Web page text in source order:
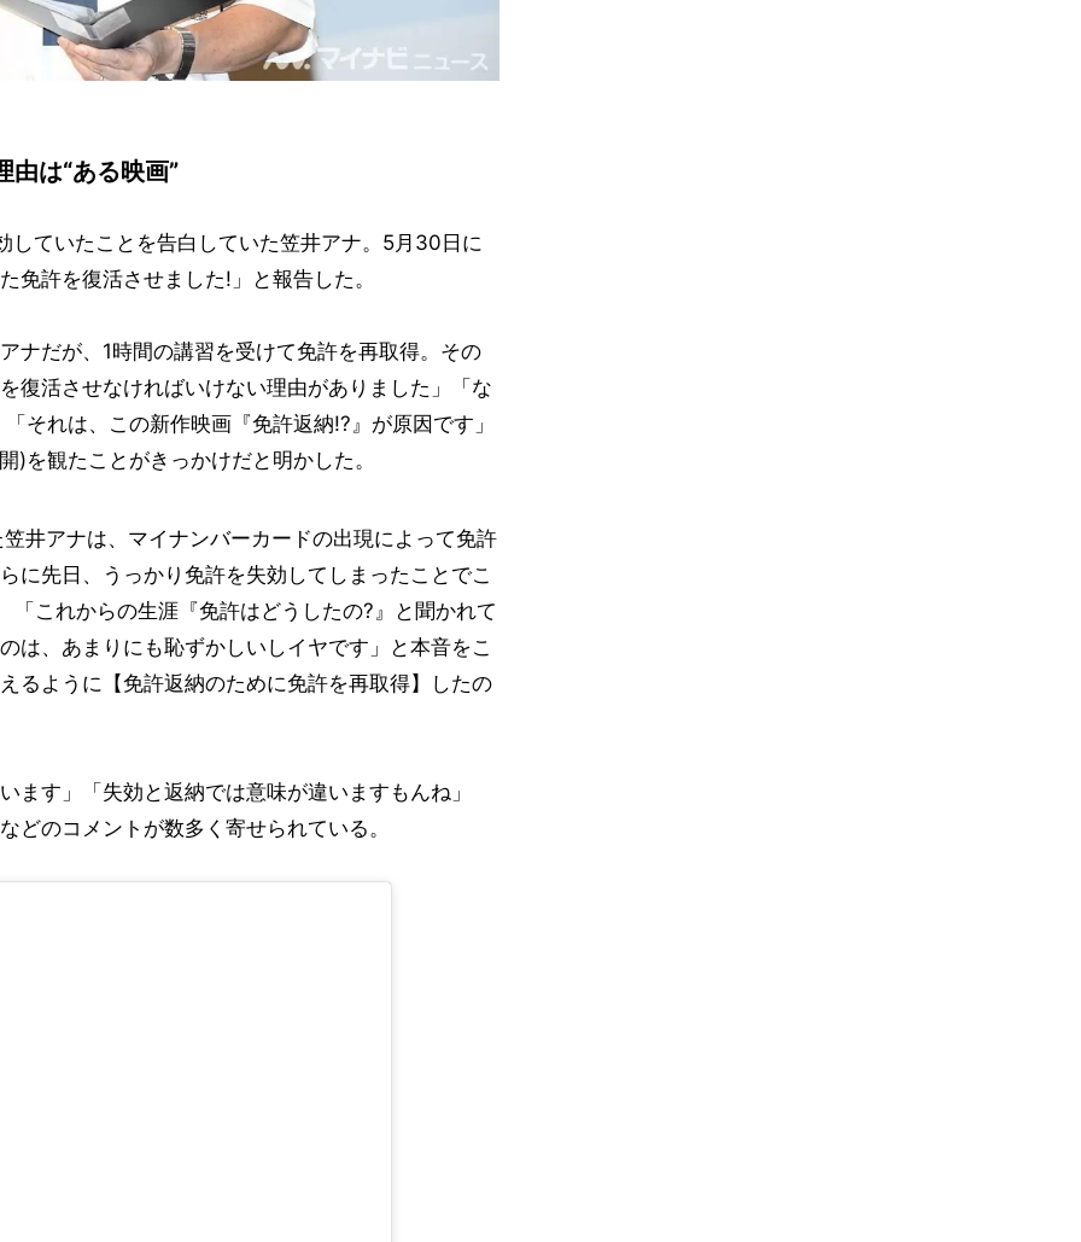
由は“ある映画”
していたことを告白していた笠井アナ。5月30日に
免許を復活させました!」と報告した。
ナだが、1時間の講習を受けて免許を再取得。その
復活させなければいけない理由がありました」「な
それは、この新作映画『免許返納!?』が原因です」
を観たことがきっかけだと明かした。
井アナは、マイナンバーカードの出現によって免許
に先日、うっかり免許を失効してしまったことでこ
「これからの生涯『免許はどうしたの?』と聞かれて
は、あまりにも恥ずかしいしイヤです」と本音をこ
るように【免許返納のために免許を再取得】したの
ます」「失効と返納では意味が違いますもんね」
どのコメントが数多く寄せられている。